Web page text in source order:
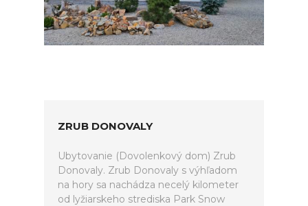
ZRUB DONOVALY
Ubytovanie (Dovolenkový dom) Zrub
Donovaly. Zrub Donovaly s výhľadom
na hory sa nachádza necelý kilometer
od lyžiarskeho strediska Park Snow